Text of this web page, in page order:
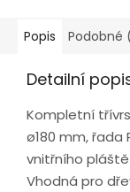
Popis Podobné
Detailní
Kompletní
ø180 mm, řada
vnitřního
Vhodná pro